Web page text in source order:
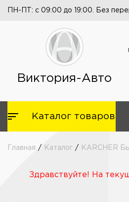
ПН-ПТ: с 09:00 до 19:00. Без
Виктория-Авто
Каталог товаров
Главная / Каталог / KARCHER
Здравствуйте! На